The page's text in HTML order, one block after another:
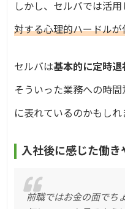
しかし、セルバでは活
対する心理的ハードル
セルバは基本的に定時
そういった業務への時
に表れているのかもしれ
入社後に感じた働き
前職ではお金の面でち